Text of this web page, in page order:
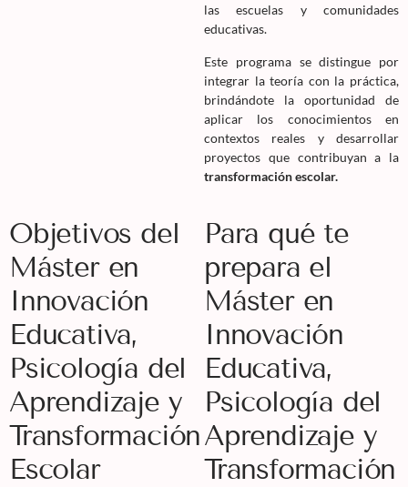
las escuelas y comunidades
educativas.
Este programa se distingue por
integrar la teoría con la práctica,
brindándote la oportunidad de
aplicar los conocimientos en
contextos reales y desarrollar
proyectos que contribuyan a la
transformación escolar.
Objetivos del
Máster en
Innovación
Educativa,
Psicología del
Aprendizaje y
Transformación
Escolar
Para qué te
prepara el
Máster en
Innovación
Educativa,
Psicología del
Aprendizaje y
Transformación